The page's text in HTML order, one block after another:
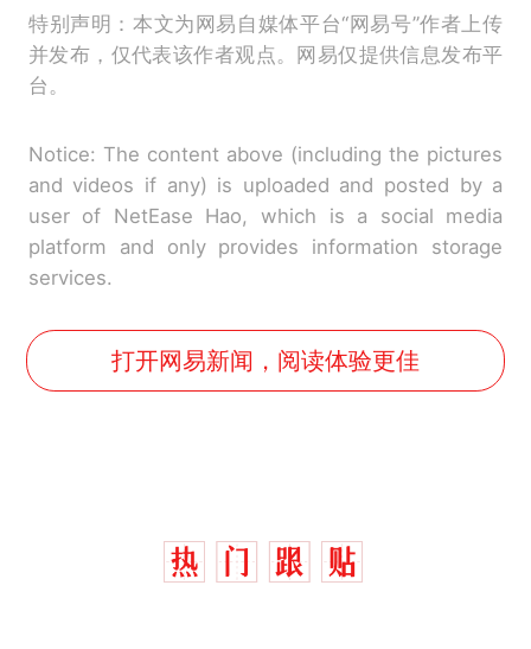
特别声明：本文为网易自媒体平台“网易号”作者上传
并发布，仅代表该作者观点。网易仅提供信息发布平
台。
Notice: The content above (including the pictures
and videos if any) is uploaded and posted by a
user of NetEase Hao, which is a social media
platform and only provides information storage
services.
打开网易新闻，阅读体验更佳